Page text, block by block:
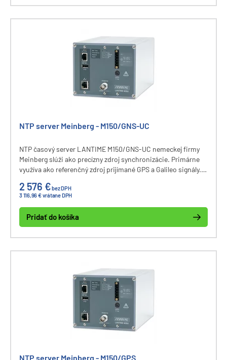
NTP server Meinberg - M150/GNS-UC
NTP časový server LANTIME M150/GNS-UC nemeckej firmy
Meinberg slúži ako precízny zdroj synchronizácie. Primárne
využíva ako referenčný zdroj prijímané GPS a Galileo signály.
zachovanie distribúcie NTP.
2 576 €bez DPH
3 116,96 € vrátane DPH
Pridať do košíka
NTP server Meinberg - M150/GPS